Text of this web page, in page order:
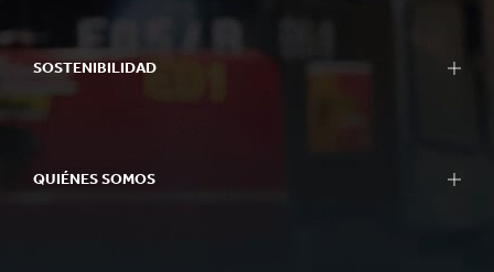
SOSTENIBILIDAD
QUIÉNES SOMOS